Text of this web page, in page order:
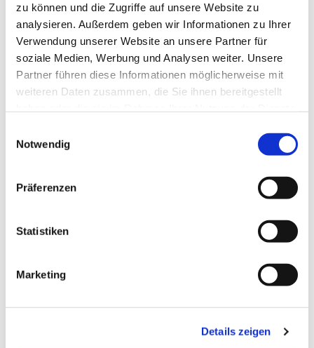
zu können und die Zugriffe auf unsere Website zu
analysieren. Außerdem geben wir Informationen zu Ihrer
Verwendung unserer Website an unsere Partner für
soziale Medien, Werbung und Analysen weiter. Unsere
Partner führen diese Informationen möglicherweise mit
weiteren Daten zusammen, die Sie ihnen bereitgestellt
Notwendig
Präferenzen
Statistiken
Marketing
Details zeigen
Neue FreiRäume entdecken: Das Markisen-
Freigestell von WAREMA
Veröffentlicht
am
19. August 2025
Ob auf der Terrasse oder doch lieber im Garten – das neue
Markisen-Freigestell von WAREMA schenkt Ihnen die Freiheit zu
wählen. Bestückt mit einer oder zwei Pergola- bzw. Terrassen-
Markisen genießen Sie kühlen Schatten genau dort, wo Sie ihn